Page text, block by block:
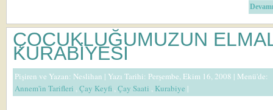
ÇOCUKLUĞUMUZUN
KURABİYESİ
Pişiren ve Yazan: Neslihan | Yazı Tarihi: Perşembe, Ekim 16, 2008 | Menü'de:
Annem'in Tarifleri ,Çay Keyfi ,Çay Saati , Kurabiye |